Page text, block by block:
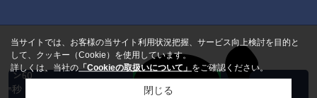
カンタ
ン60
秒 来
当サイトでは、お客様の当サイト利用状況把握、サービス向上検討を目的と
して、クッキー（Cookie）を使用しています。
詳しくは、当社の「Cookieの取扱いについて」 をご確認ください。
閉じる